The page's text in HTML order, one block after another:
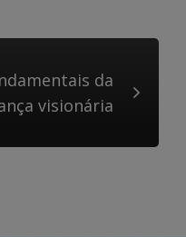
da
visionária